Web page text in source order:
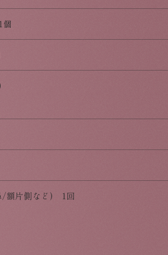
/額片側など) 1回